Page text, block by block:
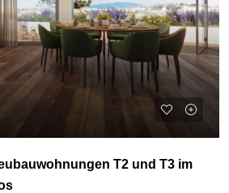
T2 und T3 im